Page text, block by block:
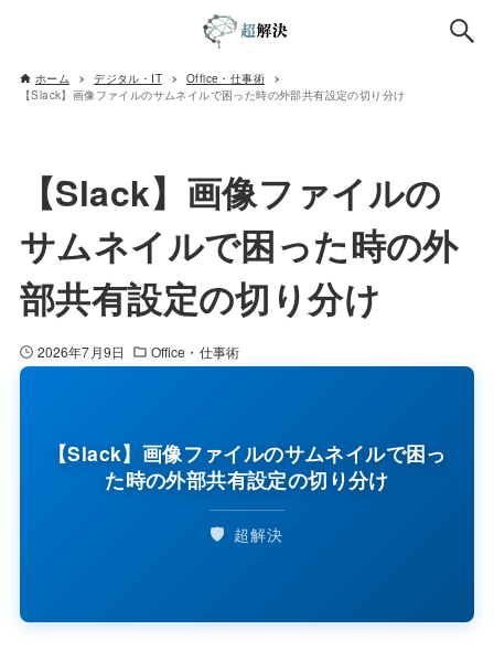
ホーム デジタル・IT
Office・仕事術
【Slack】画像ファイルのサムネイルで困った時の外部共有設定の切り分け
【Slack】画像ファイルの
サムネイルで困った時の外
部共有設定の切り分け
2026年7月9日 Office・仕事術
【Slack】画像ファイルのサムネイルで困っ
た時の外部共有設定の切り分け
🛡️ 超解決